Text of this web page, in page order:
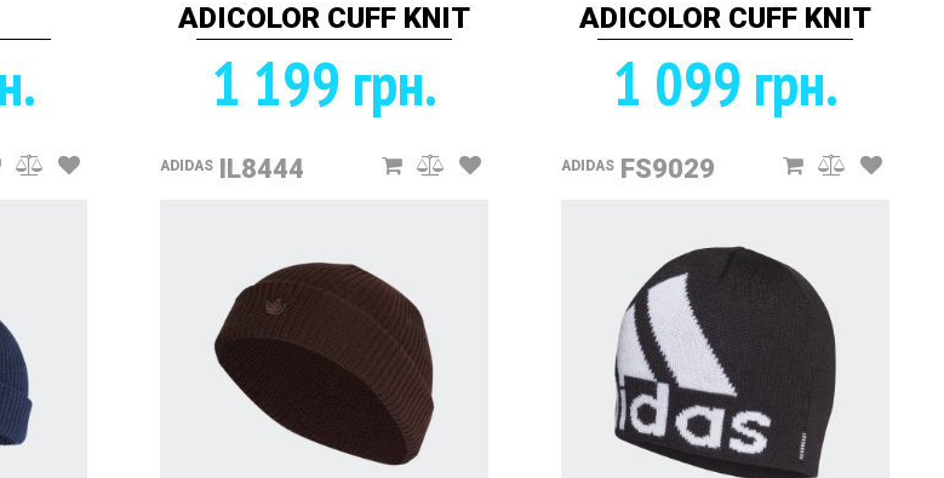
ADICOLOR CUFF KNIT
1 199 грн.
ADICOLOR CUFF KNIT
1 099 грн.
ADIDAS IL8444 ADIDAS FS9029